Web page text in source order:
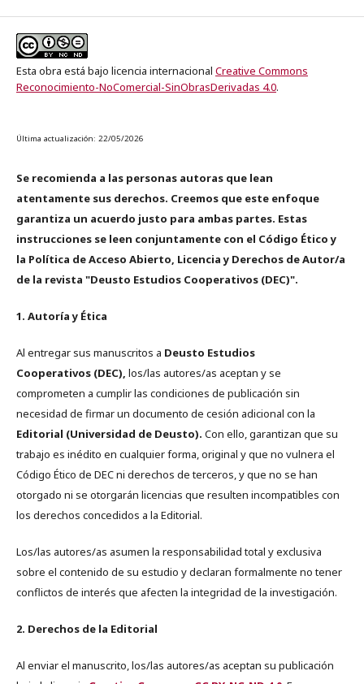
Esta obra está bajo licencia internacional Creative Commons
Reconocimiento-NoComercial-SinObrasDerivadas 4.0.
Última actualización: 22/05/2026
Se recomienda a las personas autoras que lean
atentamente sus derechos. Creemos que este enfoque
garantiza un acuerdo justo para ambas partes. Estas
instrucciones se leen conjuntamente con el Código Ético y
la Política de Acceso Abierto, Licencia y Derechos de Autor/a
de la revista "Deusto Estudios Cooperativos (DEC)".
1. Autoría y Ética
Al entregar sus manuscritos a Deusto Estudios
Cooperativos (DEC), los/las autores/as aceptan y se
comprometen a cumplir las condiciones de publicación sin
necesidad de firmar un documento de cesión adicional con la
Editorial (Universidad de Deusto). Con ello, garantizan que su
trabajo es inédito en cualquier forma, original y que no vulnera el
Código Ético de DEC ni derechos de terceros, y que no se han
otorgado ni se otorgarán licencias que resulten incompatibles con
los derechos concedidos a la Editorial.
Los/las autores/as asumen la responsabilidad total y exclusiva
sobre el contenido de su estudio y declaran formalmente no tener
conflictos de interés que afecten la integridad de la investigación.
2. Derechos de la Editorial
Al enviar el manuscrito, los/las autores/as aceptan su publicación